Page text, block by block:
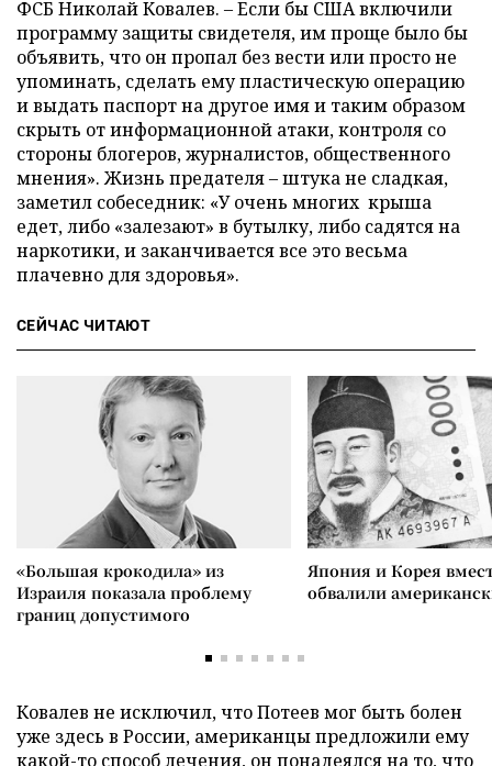
ФСБ Николай Ковалев. – Если бы США включили
программу защиты свидетеля, им проще было бы
объявить, что он пропал без вести или просто не
упоминать, сделать ему пластическую операцию
и выдать паспорт на другое имя и таким образом
скрыть от информационной атаки, контроля со
стороны блогеров, журналистов, общественного
мнения». Жизнь предателя – штука не сладкая,
заметил собеседник: «У очень многих крыша
едет, либо «залезают» в бутылку, либо садятся на
наркотики, и заканчивается все это весьма
плачевно для здоровья».
СЕЙЧАС ЧИТАЮТ
«Большая крокодила» из
Израиля показала проблему
границ допустимого
Япония и Корея
обвалили
Ковалев не исключил, что Потеев мог быть болен
уже здесь в России, американцы предложили ему
какой-то способ лечения, он понадеялся на то, что